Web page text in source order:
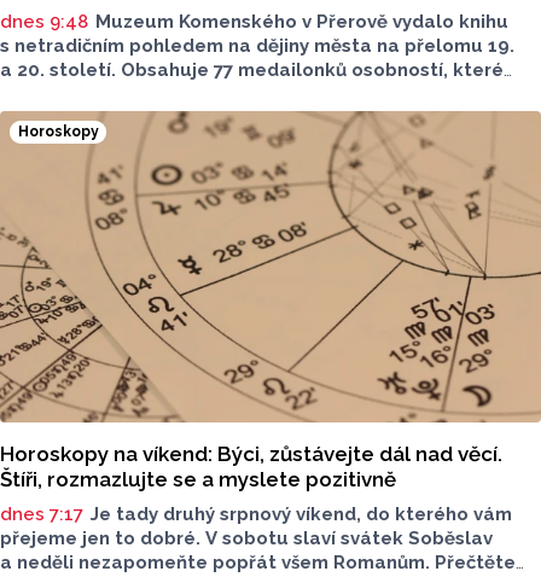
dnes 9:48 Muzeum Komenského v Přerově vydalo knihu
s netradičním pohledem na dějiny města na přelomu 19.
a 20. století. Obsahuje 77 medailonků osobností, které
jsou doplněny dobovými snímky. Podle autorky publikace
Šárky Krákorové Pajůrkové tomu předcházelo 13 let
pátrání po jejich osudech. Kniha vychází u příležitosti
letošního 770. výročí povýšení Přerova na královské město,
sdělila ČTK mluvčí radnice Lenka Chalupová.
Horoskopy
Horoskopy na víkend: Býci, zůstávejte dál nad věcí.
Štíři, rozmazlujte se a myslete pozitivně
dnes 7:17 Je tady druhý srpnový víkend, do kterého vám
přejeme jen to dobré. V sobotu slaví svátek Soběslav
a neděli nezapomeňte popřát všem Romanům. Přečtěte